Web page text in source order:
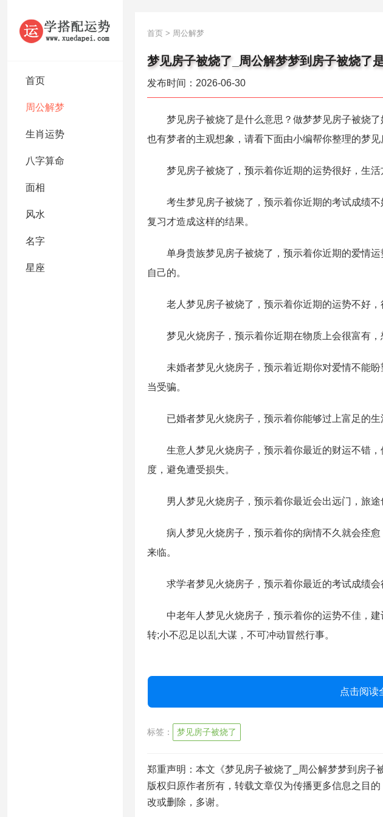
首页
周公解梦
生肖运势
八字算命
面相
风水
名字
星座
首页 > 周公解梦
梦见房子被烧了_周公解梦梦到房子被烧了
发布时间：2026-06-30
梦见房子被烧了是什么意思？做梦梦见房子被烧了
也有梦者的主观想象，请看下面由小编帮你整理的梦见
梦见房子被烧了，预示着你近期的运势很好，生活
考生梦见房子被烧了，预示着你近期的考试成绩不
复习才造成这样的结果。
单身贵族梦见房子被烧了，预示着你近期的爱情运
自己的。
老人梦见房子被烧了，预示着你近期的运势不好，
梦见火烧房子，预示着你近期在物质上会很富有，
未婚者梦见火烧房子，预示着近期你对爱情不能盼
当受骗。
已婚者梦见火烧房子，预示着你能够过上富足的生
生意人梦见火烧房子，预示着你最近的财运不错，
度，避免遭受损失。
男人梦见火烧房子，预示着你最近会出远门，旅途
病人梦见火烧房子，预示着你的病情不久就会痊愈
来临。
求学者梦见火烧房子，预示着你最近的考试成绩会
中老年人梦见火烧房子，预示着你的运势不佳，建
转;小不忍足以乱大谋，不可冲动冒然行事。
点击阅读
标签： 梦见房子被烧了
郑重声明：本文《梦见房子被烧了_周公解梦梦到房子
版权归原作者所有，转载文章仅为传播更多信息之目
改或删除，多谢。